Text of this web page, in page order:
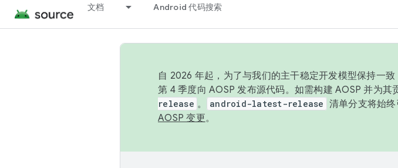
文档 Android 代码搜索
自 2026 年起，为了与我们的主干稳定开发模型保持一
第 4 季度向 AOSP 发布源代码。如需构建 AOSP 并为其
release 。 android-latest-release 清单分支将始
AOSP 变更。